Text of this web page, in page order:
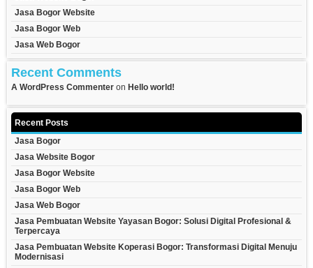
Jasa Bogor Website
Jasa Bogor Web
Jasa Web Bogor
Recent Comments
A WordPress Commenter on Hello world!
Recent Posts
Jasa Bogor
Jasa Website Bogor
Jasa Bogor Website
Jasa Bogor Web
Jasa Web Bogor
Jasa Pembuatan Website Yayasan Bogor: Solusi Digital Profesional &
Terpercaya
Jasa Pembuatan Website Koperasi Bogor: Transformasi Digital Menuju
Modernisasi